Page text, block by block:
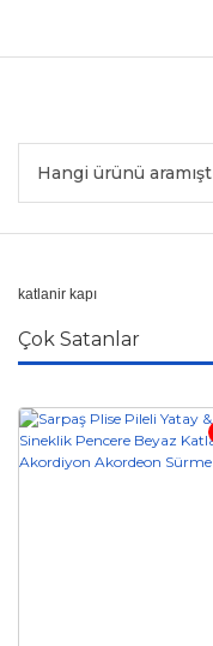
katlanir kapı
Çok Satanlar